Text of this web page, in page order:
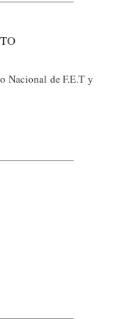
Nacional de F.E.T y